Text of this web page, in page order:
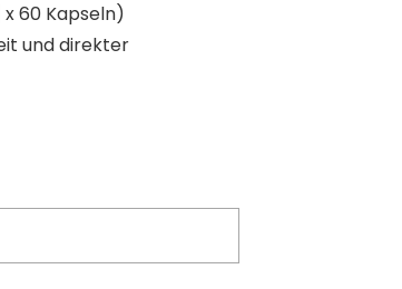
x 60 Kapseln)
und direkter